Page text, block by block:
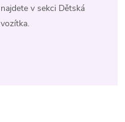
najdete v sekci Dětská
vozítka.